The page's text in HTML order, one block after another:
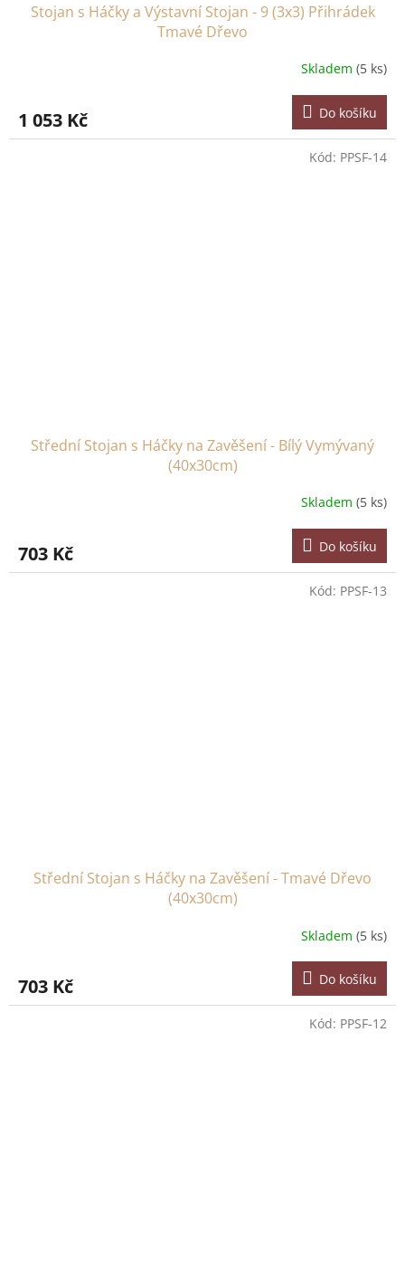
Stojan s Háčky a Výstavní Stojan - 9 (3x3) Přihrádek
Tmavé Dřevo
Skladem (5 ks)
1 053 Kč Do košíku
Střední Stojan s Háčky na Zavěšení - Bílý Vymývaný
(40x30cm)
Skladem (5 ks)
703 Kč Do košíku
Kód: PPSF-14
Střední Stojan s Háčky na Zavěšení - Tmavé Dřevo
(40x30cm)
Skladem (5 ks)
703 Kč Do košíku
Kód: PPSF-13
Kód: PPSF-12